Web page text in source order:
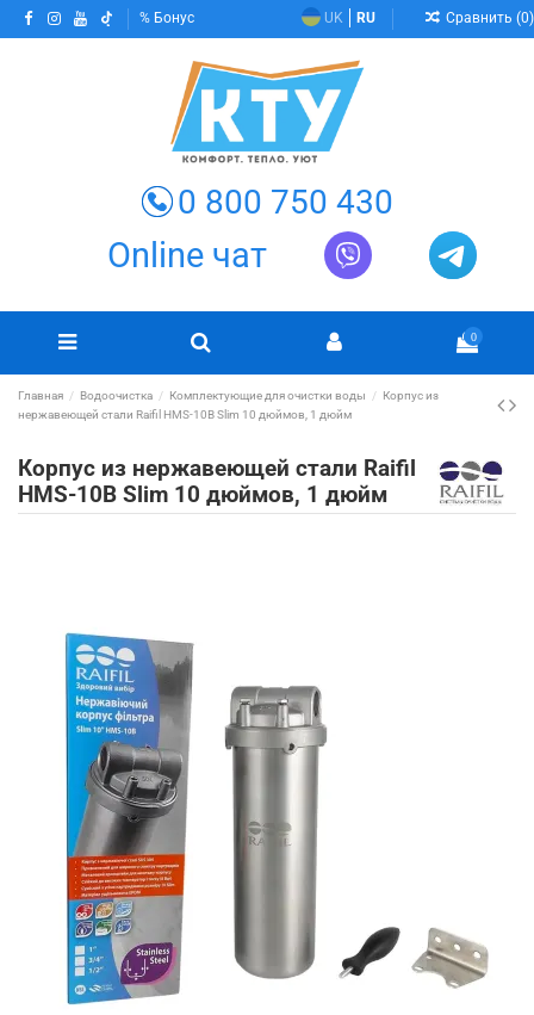
Бонус UK RU Сравнить (0)
0 800 750 430
Online чат
0
Главная Водоочистка Комплектующие для очистки воды
Корпус из
нержавеющей стали Raifil HMS-10B Slim 10 дюймов, 1 дюйм
Корпус из нержавеющей стали Raifil
HMS-10B Slim 10 дюймов, 1 дюйм